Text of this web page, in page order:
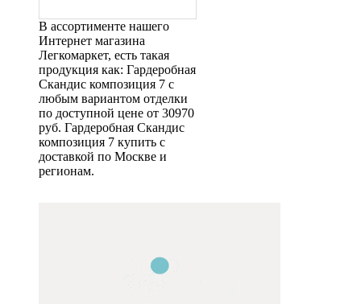
В ассортименте нашего
Интернет магазина
Легкомаркет, есть такая
продукция как: Гардеробная
Скандис композиция 7 с
любым вариантом отделки
по доступной цене от 30970
руб. Гардеробная Скандис
композиция 7 купить с
доставкой по Москве и
регионам.